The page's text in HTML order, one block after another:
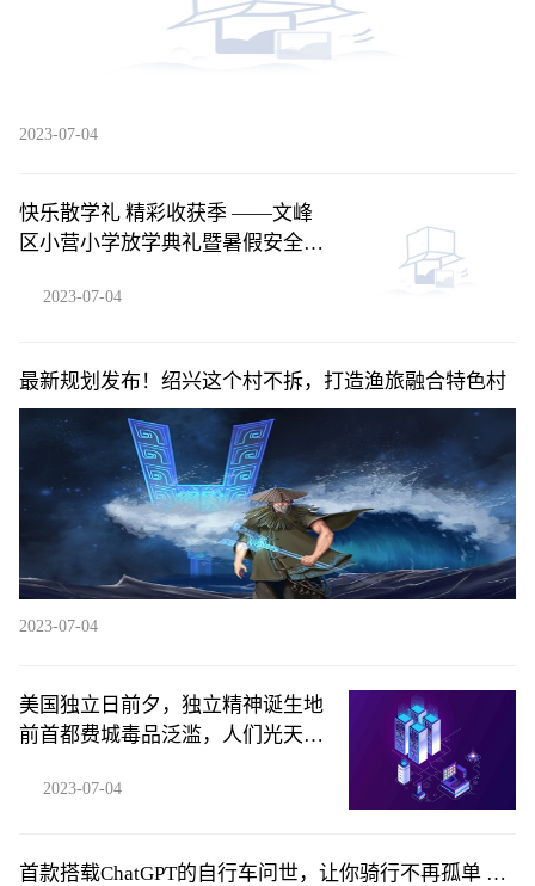
2023-07-04
快乐散学礼 精彩收获季 ——文峰
区小营小学放学典礼暨暑假安全教
2023-07-04
最新规划发布！绍兴这个村不拆，打造渔旅融合特色村
2023-07-04
美国独立日前夕，独立精神诞生地
前首都费城毒品泛滥，人们光天化
景如同人间地狱
2023-07-04
首款搭载ChatGPT的自行车问世，让你骑行不再孤单 今